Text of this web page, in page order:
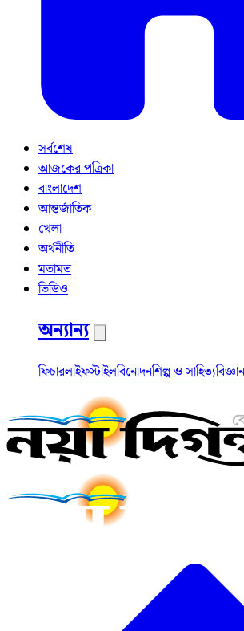
সর্বশেষ
আজকের পত্রিকা
বাংলাদেশ
আন্তর্জাতিক
খেলা
অর্থনীতি
মতামত
ভিডিও
অন্যান্য
ফিচারলাইফস্টাইলবিনোদনশিল্প ও সাহিত্য